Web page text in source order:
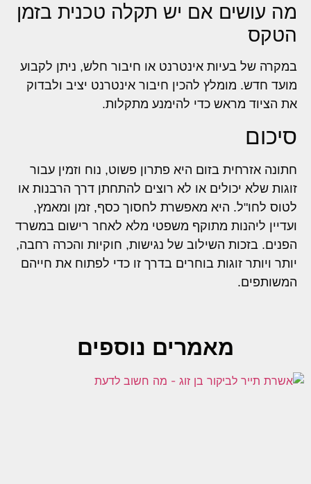
מה עושים אם יש תקלה טכנית בזמן
הטקס
במקרה של בעיות אינטרנט או חיבור חלש, ניתן לקבוע
מועד חדש. מומלץ להכין חיבור אינטרנט יציב ולבדוק
את הציוד מראש כדי להימנע מתקלות.
סיכום
חתונה אזרחית בזום היא פתרון פשוט, נוח וזמין עבור
זוגות שלא יכולים או לא רוצים להתחתן דרך הרבנות או
לטוס לחו"ל. היא מאפשרת לחסוך כסף, זמן ומאמץ,
ועדיין ליהנות מתוקף משפטי מלא לאחר רישום במשרד
הפנים. בזכות השילוב של נגישות, חוקיות והכרה רחבה,
יותר ויותר זוגות בוחרים בדרך זו כדי לפתוח את חייהם
המשותפים.
מאמרים נוספים